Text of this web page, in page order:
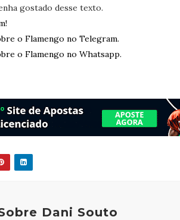
gostado desse texto.
o Flamengo no Telegram.
o Flamengo no Whatsapp.
Dani Souto